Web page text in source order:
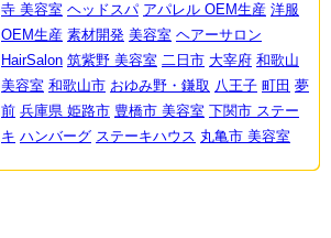
寺 美容室 ヘッドスパ アパレル OEM生産 洋服
OEM生産 素材開発 美容室 ヘアーサロン
HairSalon 筑紫野 美容室 二日市 大宰府 和歌山
美容室 和歌山市 おゆみ野・鎌取 八王子 町田 夢
前 兵庫県 姫路市 豊橋市 美容室 下関市 ステー
キ ハンバーグ ステーキハウス 丸亀市 美容室